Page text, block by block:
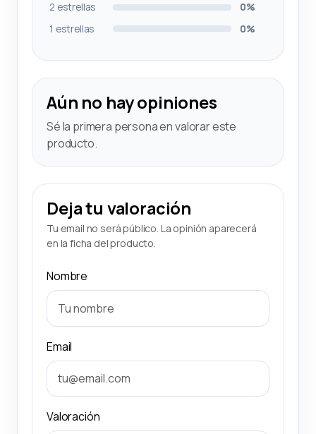
2 estrellas
0%
1 estrellas
0%
Aún no hay opiniones
Sé la primera persona en valorar este
producto.
Deja tu valoración
Tu email no será público. La opinión aparecerá
en la ficha del producto.
Nombre
Email
Valoración